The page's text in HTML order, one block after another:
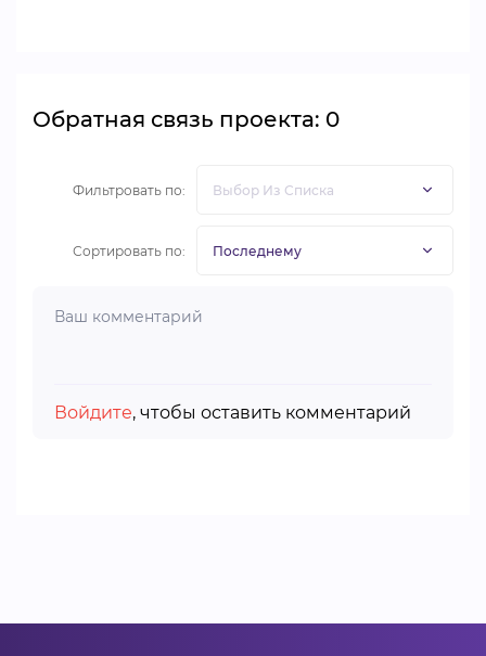
Обратная связь проекта: 0
Фильтровать по:
Сортировать по:
Войдите, чтобы оставить комментарий